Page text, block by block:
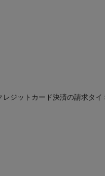
ジットカード決済の請求タイ